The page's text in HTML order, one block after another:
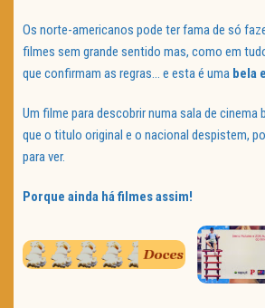
Os norte-americanos pode ter fama de só
filmes sem grande sentido mas, como em
que confirmam as regras… e esta é uma bela
Um filme para descobrir numa sala de cinema
que o titulo original e o nacional despistem,
para ver.
Porque ainda há filmes assim!